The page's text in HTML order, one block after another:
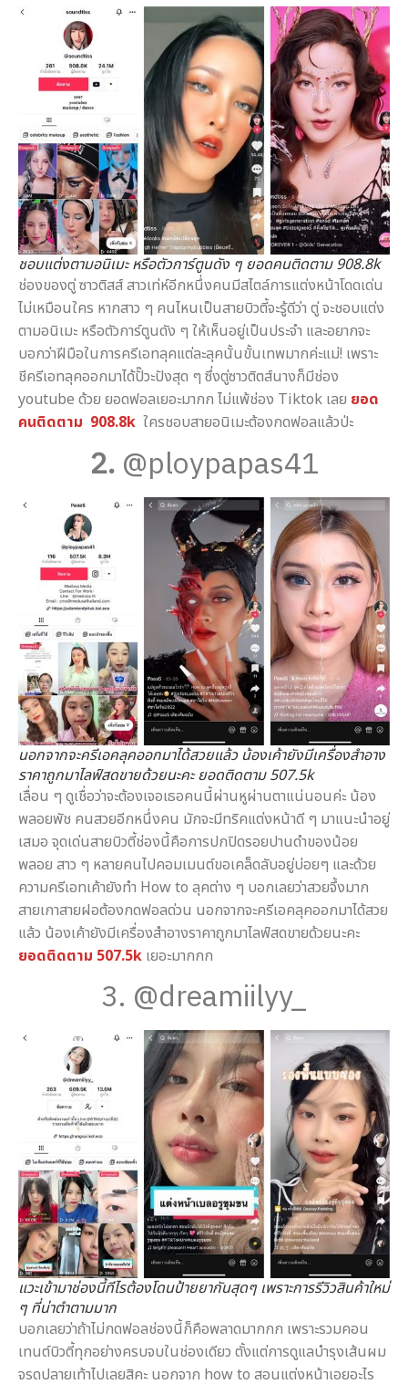
ชอบแต่งตามอนิเมะ หรือตัวการ์ตูนดัง ๆ ยอดคนติดตาม 908.8k
ช่องของตู่ ซาวติสส์ สาวเท่ห์อีกหนึ่งคนมีสไตล์การแต่งหน้าโดดเด่น
ไม่เหมือนใคร หากสาว ๆ คนไหนเป็นสายบิวตี้จะรู้ดีว่า ตู่ จะชอบแต่ง
ตามอนิเมะ หรือตัวการ์ตูนดัง ๆ ให้เห็นอยู่เป็นประจำ และอยากจะ
บอกว่าฝีมือในการครีเอทลุคแต่ละลุคนั้นขั้นเทพมากค่ะแม่! เพราะ
ชีครีเอทลุคออกมาได้ปั๊วะปังสุด ๆ ซึ่งตู่ซาวติตส์นางก็มีช่อง
youtube ด้วย ยอดฟอลเยอะมากก ไม่แพ้ช่อง Tiktok เลย ยอด
คนติดตาม 908.8k ใครชอบสายอนิเมะต้องกดฟอลแล้วป่ะ
2.@ploypapas41
นอกจากจะครีเอคลุคออกมาได้สวยแล้ว น้องเค้ายังมีเครื่องสำอาง
ราคาถูกมาไลฟ์สดขายด้วยนะคะ ยอดติดตาม 507.5k
เลื่อน ๆ ดูเชื่อว่าจะต้องเจอเธอคนนี้ผ่านหูผ่านตาแน่นอนค่ะ น้อง
พลอยพัช คนสวยอีกหนึ่งคน มักจะมีทริคแต่งหน้าดี ๆ มาแนะนำอยู่
เสมอ จุดเด่นสายบิวตี้ช่องนี้คือการปกปิดรอยปานดำของน้อย
พลอย สาว ๆ หลายคนไปคอมเมนต์ขอเคล็ดลับอยู่บ่อยๆ และด้วย
ความครีเอทเค้ายังทำ How to ลุคต่าง ๆ บอกเลยว่าสวยจึ้งมาก
สายเกาสายฝอต้องกดฟอลด่วน นอกจากจะครีเอคลุคออกมาได้สวย
แล้ว น้องเค้ายังมีเครื่องสำอางราคาถูกมาไลฟ์สดขายด้วยนะคะ
ยอดติดตาม 507.5k เยอะมากกก
3. @dreamiilyy_
แวะเข้ามาช่องนี้ทีไรต้องโดนป้ายยากันสุดๆ เพราะการรีวิวสินค้าใหม่
ๆ ที่น่าตำตามมาก
บอกเลยว่าถ้าไม่กดฟอลช่องนี้ก็คือพลาดมากกก เพราะรวมคอน
เทนต์บิวตี้ทุกอย่างครบจบในช่องเดียว ตั้งแต่การดูแลบำรุงเส้นผม
จรดปลายเท้าไปเลยสิคะ นอกจาก how to สอนแต่งหน้าเอยอะไร